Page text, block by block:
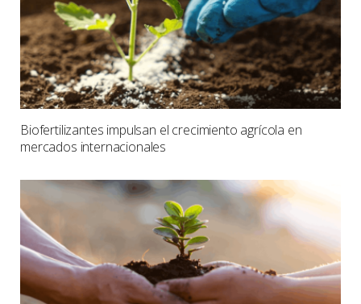
Biofertilizantes impulsan el crecimiento agrícola en
mercados internacionales